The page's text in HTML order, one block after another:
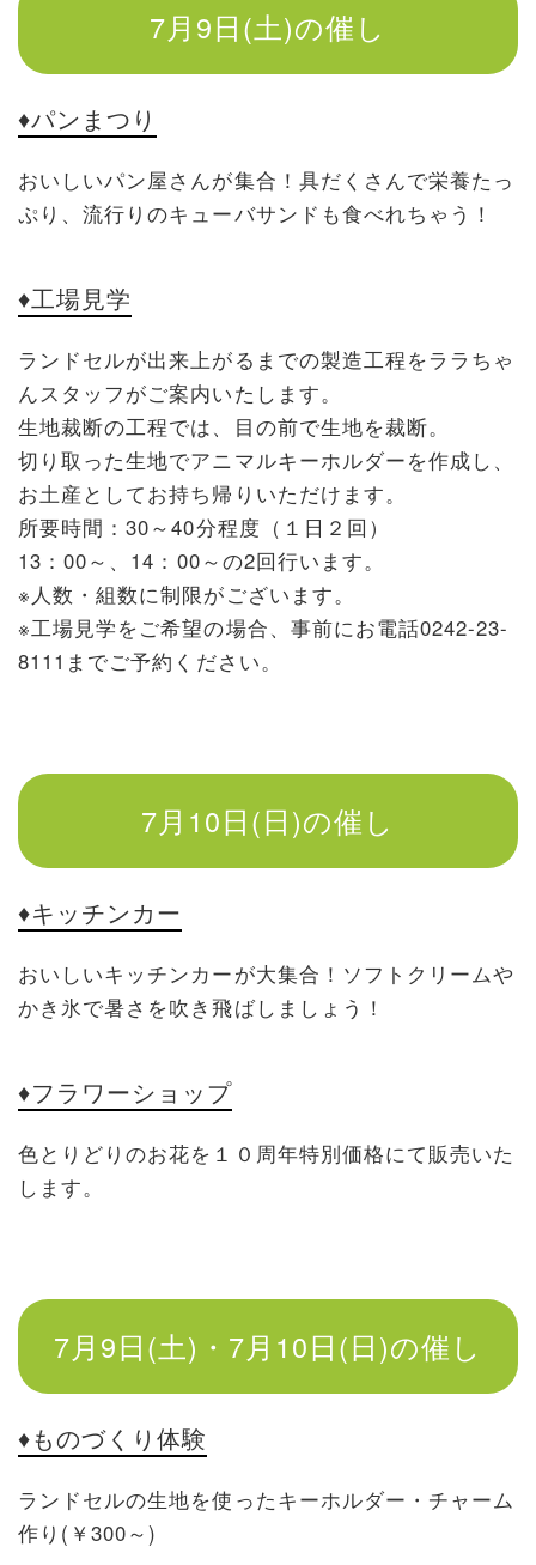
7月9日(土)の催し
♦パンまつり
おいしいパン屋さんが集合！具だくさんで栄養たっ
ぷり、流行りのキューバサンドも食べれちゃう！
♦工場見学
ランドセルが出来上がるまでの製造工程をララちゃ
んスタッフがご案内いたします。
生地裁断の工程では、目の前で生地を裁断。
切り取った生地でアニマルキーホルダーを作成し、
お土産としてお持ち帰りいただけます。
所要時間：30～40分程度（１日２回）
13：00～、14：00～の2回行います。
※人数・組数に制限がございます。
※工場見学をご希望の場合、事前にお電話0242-23-
8111 までご予約ください。
7月10日(日)の催し
♦キッチンカー
おいしいキッチンカーが大集合！ソフトクリームや
かき氷で暑さを吹き飛ばしましょう！
♦フラワーショップ
色とりどりのお花を１０周年特別価格にて販売いた
します。
7月9日(土)・7月10日(日)の催し
♦ものづくり体験
ランドセルの生地を使ったキーホルダー・チャーム
作り(￥300～)